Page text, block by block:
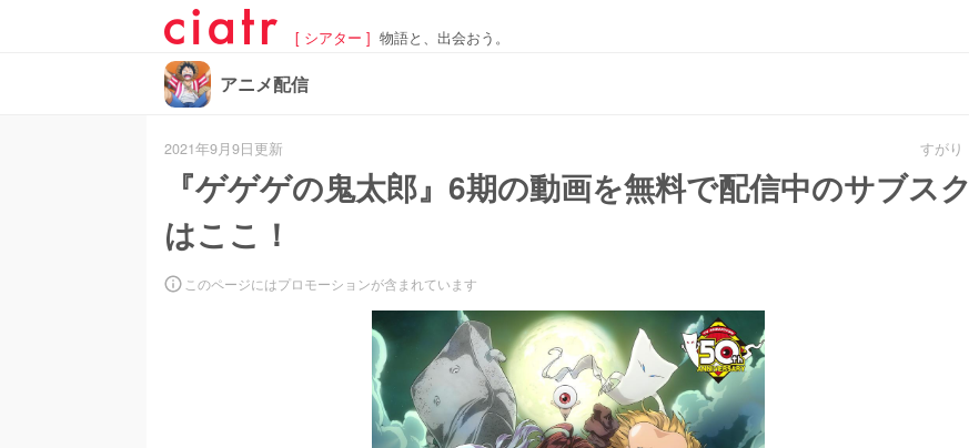
[ シアター ] 物語と、出会おう。
アニメ配信
2021年9月9日更新 すがり
『ゲゲゲの鬼太郎』6期の動画を無料で配信中のサブスク
はここ！
このページにはプロモーションが含まれています